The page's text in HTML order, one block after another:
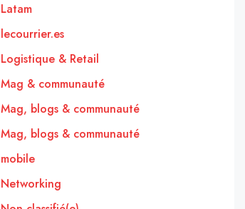
Latam
lecourrier.es
Logistique & Retail
Mag & communauté
Mag, blogs & communauté
Mag, blogs & communauté
mobile
Networking